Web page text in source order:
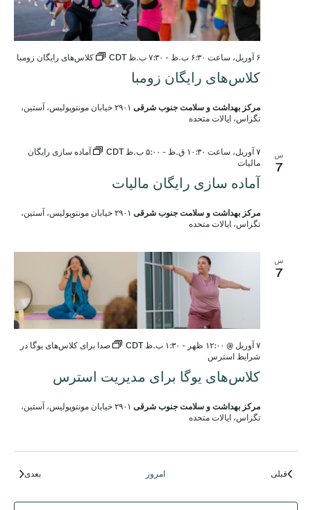
کلاس‌های رایگان زومبا
۶ آوریل، ساعت ۶:۳۰ ب.ظ - ۷:۳۰ ب.ظ CDT کلاس‌های رایگان زومبا
مرکز بهداشت و سلامت جنوب شرقی
۲۹۰۱ خیابان مونتوپولیس، آستین،
تگزاس، ایالات متحده
س
7
آماده سازی رایگان مالیات
۷ آوریل، ساعت ۱۰:۳۰ ق.ظ - ۵:۰۰ ب.ظ CDT
آماده سازی رایگان
مالیات
مرکز بهداشت و سلامت جنوب شرقی
۲۹۰۱ خیابان مونتوپولیس، آستین،
تگزاس، ایالات متحده
س
7
کلاس‌های یوگا برای مدیریت استرس
۷ آوریل @ ۱۲:۰۰ ظهر - ۱:۳۰ ب.ظ CDT
صدا برای کلاس‌های یوگا در
شرایط استرس
مرکز بهداشت و سلامت جنوب شرقی
۲۹۰۱ خیابان مونتوپولیس، آستین،
تگزاس، ایالات متحده
قبلیرویدادها امروز بعدی